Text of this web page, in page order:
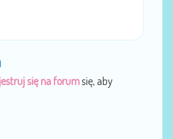
się na forumsię, aby